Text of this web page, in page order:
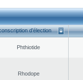
d’élection
Phthiotide
Rhodope